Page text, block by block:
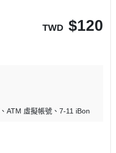
TWD $120
ATM 虛擬帳號 7-11 iBon